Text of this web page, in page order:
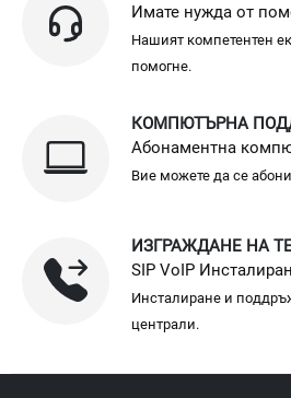
Имате нужда от
Нашият компетентен
помогне.
КОМПЮТЪРНА
Абонаментна
Вие можете да се
ИЗГРАЖДАНЕ НА
SIP VoIP
Инсталиране и
централи.